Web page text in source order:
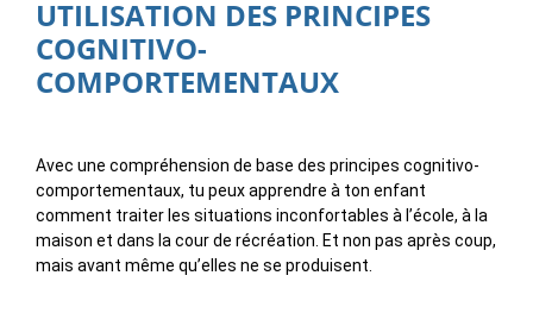
UTILISATION DES PRINCIPES
COGNITIVO-
COMPORTEMENTAUX
Avec une compréhension de base des principes cognitivo-
comportementaux, tu peux apprendre à ton enfant
comment traiter les situations inconfortables à l’école, à la
maison et dans la cour de récréation. Et non pas après coup,
mais avant même qu’elles ne se produisent.